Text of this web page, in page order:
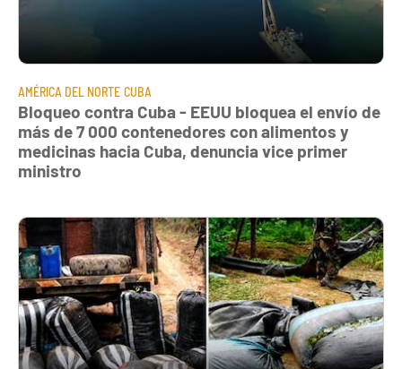
AMÉRICA DEL NORTE CUBA
Bloqueo contra Cuba - EEUU bloquea el envío de
más de 7 000 contenedores con alimentos y
medicinas hacia Cuba, denuncia vice primer
ministro